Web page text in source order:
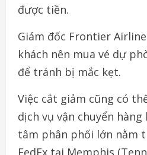
được tiền.
Giám đốc Frontier
khách nên mua vé dự
để tránh bị mắc kẹt.
Việc cắt giảm cũng có
dịch vụ vận chuyển
tâm phân phối lớn nằm
FedEx tại Memphis